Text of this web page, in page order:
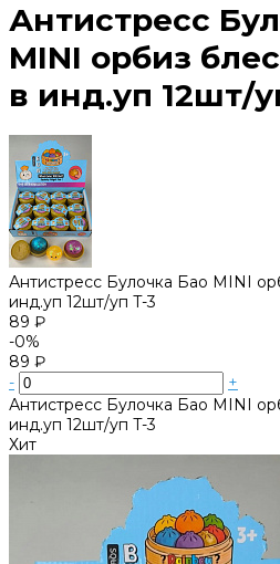
Антистресс
MINI орбиз
в инд.уп 12шт/
Антистресс Булочка Бао MINI
инд.уп 12шт/уп T-3
89 ₽
-0%
89 ₽
-
+
Антистресс Булочка Бао MINI
инд.уп 12шт/уп T-3
Хит